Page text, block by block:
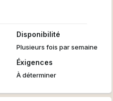
Disponibilité
Plusieurs fois par semaine
Éxigences
À déterminer